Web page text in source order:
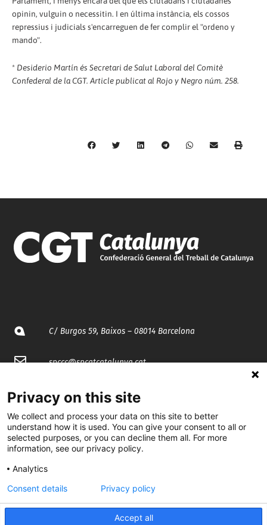
opinin, vulguin o necessitin. I en última instància, els cossos
repressius i judicials s'encarreguen de fer complir el "ordeno y
mando".
* Desiderio Martín és Secretari de Salut Laboral del Comitè
Confederal de la CGT. Article publicat al Rojo y Negro núm. 258.
C/ Burgos 59, Baixos – 08014 Barcelona
spccc@spcgtcatalunya.cat
@CGTCatalunya
cgtcatalunya
CGTCatalunya
cgtcatalunya
Privacy on this site
We collect and process your data on this site to better
understand how it is used. You can give your consent to all or
selected purposes, or you can decline them all. For more
information, see our privacy policy.
Analytics
Accept all
Consent details Privacy policy